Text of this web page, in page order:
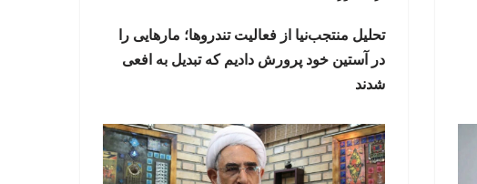
تحلیل منتجب‌نیا از فعالیت تندروها؛ مارهایی را
در آستین خود پرورش دادیم که تبدیل به افعی
شدند